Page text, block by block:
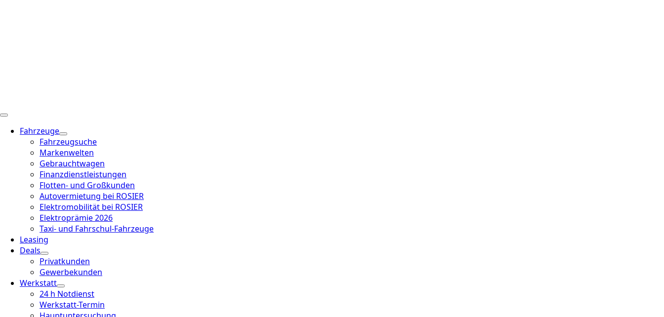
Fahrzeuge
Fahrzeugsuche
Markenwelten
Gebrauchtwagen
Finanzdienstleistungen
Flotten- und Großkunden
Autovermietung bei ROSIER
Elektromobilität bei ROSIER
Elektroprämie 2026
Taxi- und Fahrschul-Fahrzeuge
Leasing
Deals
Privatkunden
Gewerbekunden
Werkstatt
24 h Notdienst
Werkstatt-Termin